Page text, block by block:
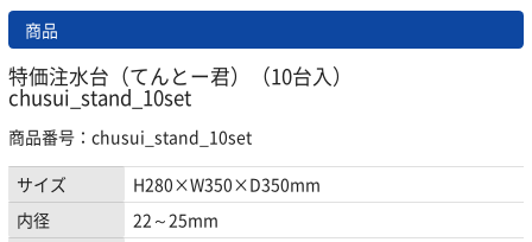
商品
特価注水台（てんとー君）（10台入）
chusui_stand_10set
商品番号：chusui_stand_10set
サイズ
H280×W350×D350mm
内径
22～25mm